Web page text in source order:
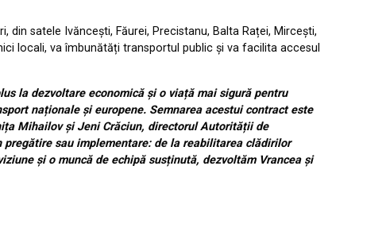
satele Ivăncești, Făurei, Precistanu, Balta Raței, Mircești,
locali, va îmbunătăți transportul public și va facilita accesul
la dezvoltare economică și o viață mai sigură pentru
naționale și europene. Semnarea acestui contract este
Mihailov și Jeni Crăciun, directorul Autorității de
sau implementare: de la reabilitarea clădirilor
și o muncă de echipă susținută, dezvoltăm Vrancea și